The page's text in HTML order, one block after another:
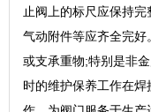
止阀上的标尺应保持完
气动附件等应齐全完好
或支承重物;特别是非
时的维护保养工作在